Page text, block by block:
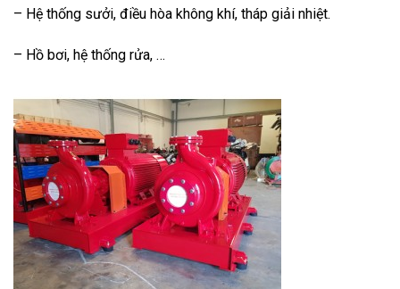
– Hệ thống sưởi, điều hòa không khí, tháp giải nhiệt.
– Hồ bơi, hệ thống rửa, …